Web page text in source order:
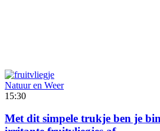
Natuur en Weer
15:30
Met dit simpele trukje ben je